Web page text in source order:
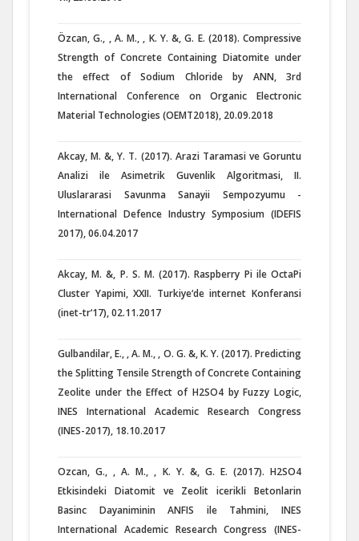
Özcan, G., , A. M., , K. Y. &, G. E. (2018). Compressive
Strength of Concrete Containing Diatomite under
the effect of Sodium Chloride by ANN, 3rd
International Conference on Organic Electronic
Material Technologies (OEMT2018), 20.09.2018
Akcay, M. &, Y. T. (2017). Arazi Taramasi ve Goruntu
Analizi ile Asimetrik Guvenlik Algoritmasi, II.
Uluslararasi Savunma Sanayii Sempozyumu -
International Defence Industry Symposium (IDEFIS
2017), 06.04.2017
Akcay, M. &, P. S. M. (2017). Raspberry Pi ile OctaPi
Cluster Yapimi, XXII. Turkiye‘de internet Konferansi
(inet-tr‘17), 02.11.2017
Gulbandilar, E., , A. M., , O. G. &, K. Y. (2017). Predicting
the Splitting Tensile Strength of Concrete Containing
Zeolite under the Effect of H2SO4 by Fuzzy Logic,
INES International Academic Research Congress
(INES-2017), 18.10.2017
Ozcan, G., , A. M., , K. Y. &, G. E. (2017). H2SO4
Etkisindeki Diatomit ve Zeolit icerikli Betonlarin
Basinc Dayaniminin ANFIS ile Tahmini, INES
International Academic Research Congress (INES-